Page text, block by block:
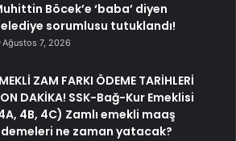
Böcek’e ‘baba’ diyen
sorumlusu tutuklandı!
Ağustos 7, 2026
ZAM FARKI ÖDEME TARİHLERİ
DAKİKA! SSK-Bağ-Kur Emeklisi
4B, 4C) Zamlı emekli maaş
ne zaman yatacak?